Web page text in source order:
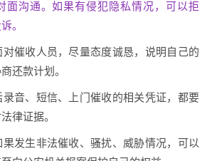
面沟通。如果有侵犯隐私情况，可以拒
。
催收人员，尽量态度诚恳，说明自己的
还款计划。
音、短信、上门催收的相关凭证，都要
律证据。
发生非法催收、骚扰、威胁情况，可以